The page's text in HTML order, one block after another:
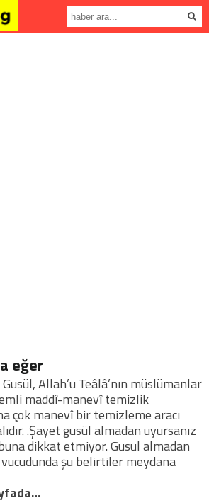
eğer
Allah’u Teâlâ’nın müslümanlar
maddî-manevî temizlik
çok manevî bir temizleme aracı
.Şayet gusül almadan uyursanız
dikkat etmiyor. Gusul almadan
şu belirtiler meydana